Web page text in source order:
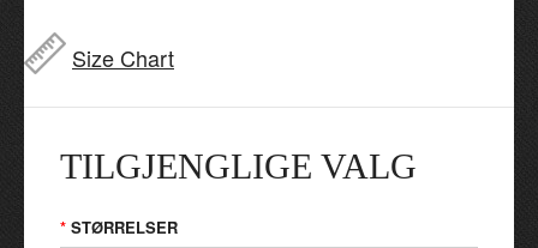
Size Chart
TILGJENGLIGE VALG
STØRRELSER